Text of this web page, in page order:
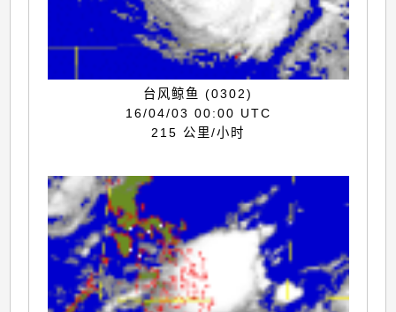
台风鲸鱼 (0302)
16/04/03 00:00 UTC
215 公里/小时